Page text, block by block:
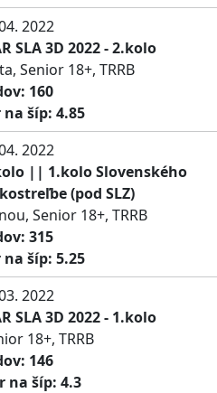
2022
SLA 3D 2022 - 2.kolo
Senior 18+, TRRB
160
šíp: 4.85
2022
|| 1.kolo Slovenského
(pod SLZ)
Senior 18+, TRRB
315
šíp: 5.25
2022
SLA 3D 2022 - 1.kolo
18+, TRRB
146
na šíp: 4.3